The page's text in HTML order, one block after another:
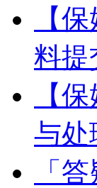
【
料提
【
与处
「